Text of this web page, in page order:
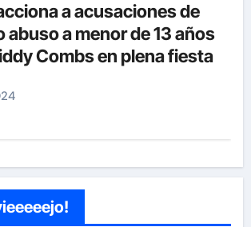
a acusaciones de
a menor de 13 años
Combs en plena fiesta